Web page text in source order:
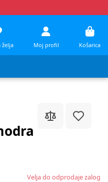
želja Moj profil Košarica
Velja do odprodaje zalog